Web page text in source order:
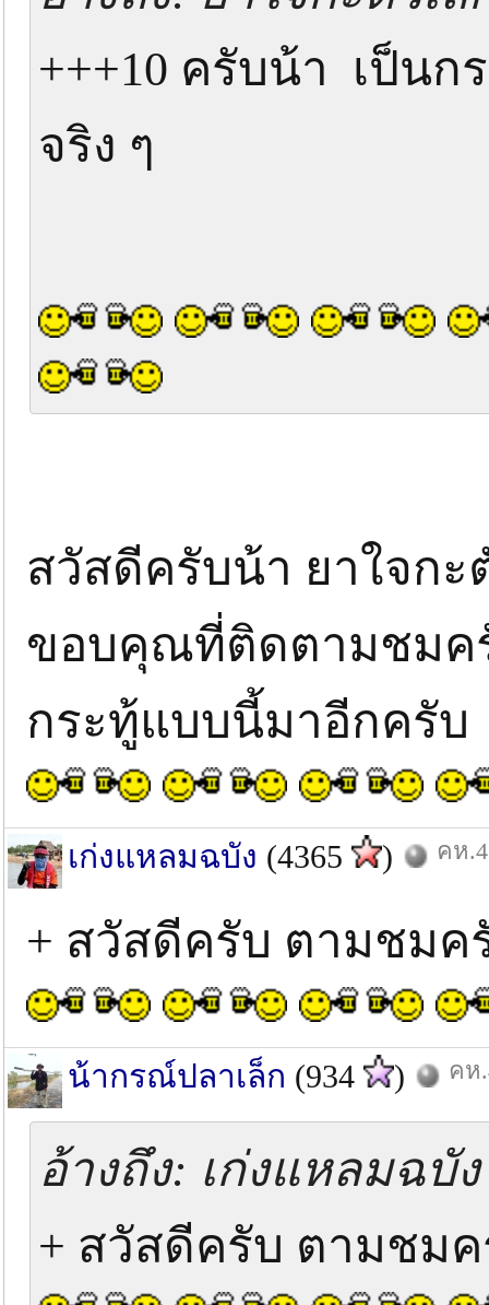
+++10 ครับน้า เป็นก
จริง ๆ
สวัสดีครับน้า ยาใจกะ
ขอบคุณที่ติดตามชมครั
กระทู้แบบนี้มาอีกครับ
เก่งแหลมฉบัง (4365 ) คห
+ สวัสดีครับ ตามชม
น้ากรณ์ปลาเล็ก (934 ) คห
อ้างถึง: เก่งแหลมฉบัง
+ สวัสดีครับ ตามชม